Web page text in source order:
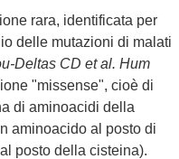
rara, identificata per
delle mutazioni di malati
Deltas CD et al. Hum
"missense", cioè di
di aminoacidi della
aminoacido al posto di
posto della cisteina).